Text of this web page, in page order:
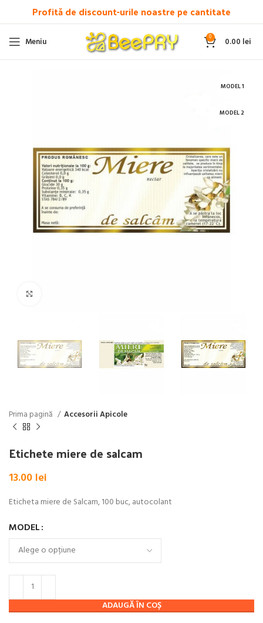
Profită de discount-urile noastre pe cantitate
Meniu 0 0.00 lei
MODEL 1
MODEL 2
Prima pagină Accesorii Apicole
Etichete miere de salcam
13.00 lei
Eticheta miere de Salcam, 100 buc, autocolant
MODEL
ADAUGĂ ÎN COȘ